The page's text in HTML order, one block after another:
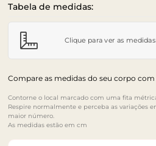
Tabela de medidas:
Clique para ver as medidas
Compare as medidas do seu corpo com
Contorne o local marcado com uma fita
Respire normalmente e perceba as variações
maior número.
As medidas estão em cm